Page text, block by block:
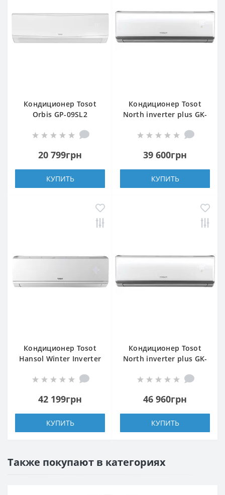
Кондиционер Tosot
Orbis GP-09SL2
20 799грн
КУПИТЬ
Кондиционер Tosot
North inverter plus GK-
39 600грн
КУПИТЬ
Кондиционер Tosot
Hansol Winter Inverter
42 199грн
КУПИТЬ
Кондиционер Tosot
North inverter plus GK-
46 960грн
КУПИТЬ
Также покупают в категориях